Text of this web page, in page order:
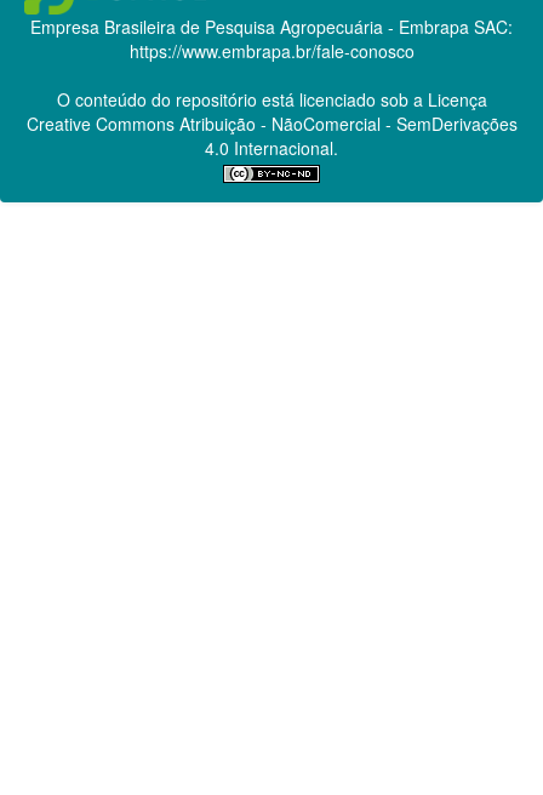
Empresa Brasileira de Pesquisa Agropecuária - Embrapa SAC:
https://www.embrapa.br/fale-conosco
O conteúdo do repositório está licenciado sob a Licença
Creative CommonsAtribuição - NãoComercial - SemDerivações
4.0 Internacional.